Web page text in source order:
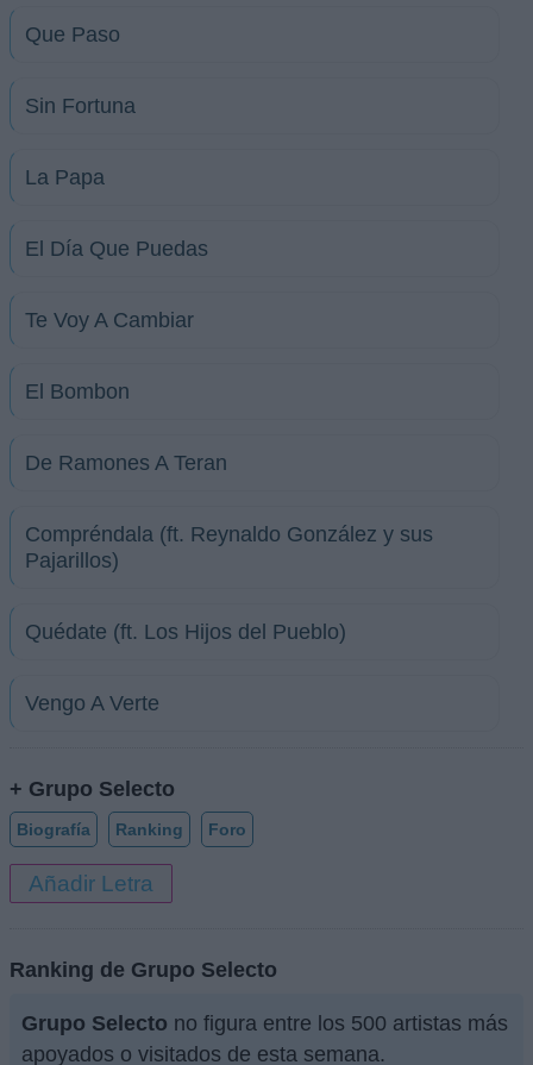
Que Paso
Sin Fortuna
La Papa
El Día Que Puedas
Te Voy A Cambiar
El Bombon
De Ramones A Teran
Compréndala (ft. Reynaldo González y sus
Pajarillos)
Quédate (ft. Los Hijos del Pueblo)
Vengo A Verte
+ Grupo Selecto
Biografía Ranking Foro
Añadir Letra
Ranking de Grupo Selecto
Grupo Selecto no figura entre los 500 artistas más
apoyados o visitados de esta semana.